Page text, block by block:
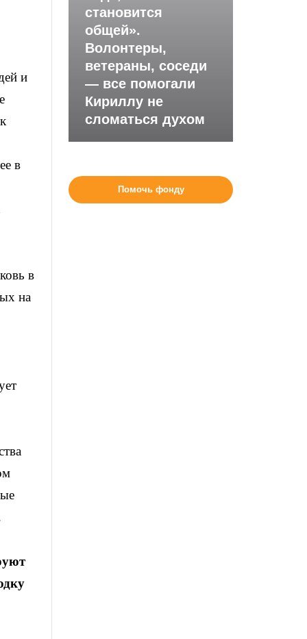
и
в
в
на
становится
общей».
Волонтеры,
ветераны, соседи
— все помогали
Кириллу не
сломаться духом
Помочь фонду